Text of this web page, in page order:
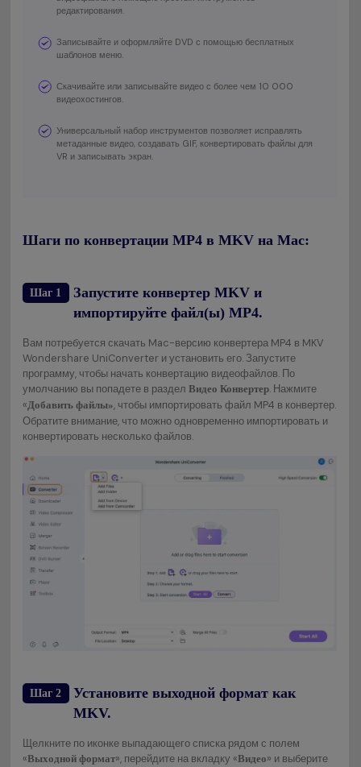
редактирования.
Записывайте и оформляйте DVD с помощью бесплатных
шаблонов меню.
Скачивайте или записывайте видео с более чем 10 000
видеохостингов.
Универсальный набор инструментов позволяет исправлять
метаданные видео, создавать GIF, конвертировать файлы для
VR и записывать экран.
Шаги по конвертации MP4 в MKV на Mac:
Шаг 1
Запустите конвертер MKV и
импортируйте файл(ы) MP4.
Вам потребуется скачать Mac-версию конвертера MP4 в MKV
Wondershare UniConverter и установить его. Запустите
программу, чтобы начать конвертацию видеофайлов. По
умолчанию вы попадете в раздел Видео Конвертер. Нажмите
«Добавить файлы», чтобы импортировать файл MP4 в конвертер.
Обратите внимание, что можно одновременно импортировать и
конвертировать несколько файлов.
Шаг 2
Установите выходной формат как
MKV.
Щелкните по иконке выпадающего списка рядом с полем
«Выходной формат», перейдите на вкладку «Видео» и выберите